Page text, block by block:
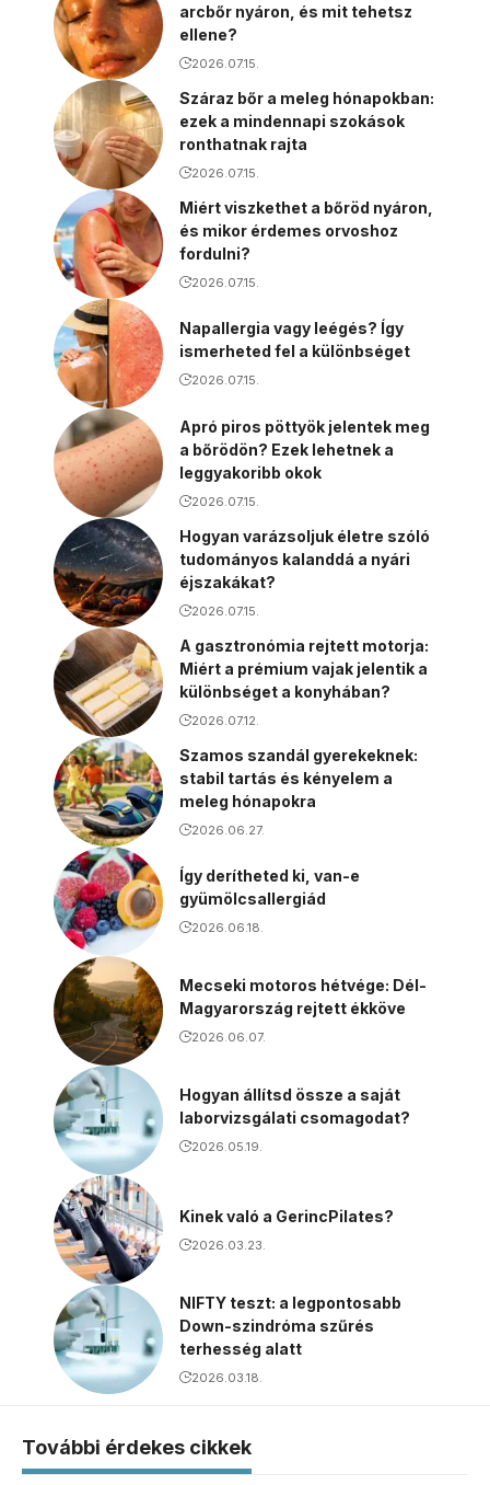
arcbőr nyáron, és mit tehetsz
ellene?
2026.07.15.
Száraz bőr a meleg hónapokban:
ezek a mindennapi szokások
ronthatnak rajta
2026.07.15.
Miért viszkethet a bőröd nyáron,
és mikor érdemes orvoshoz
fordulni?
2026.07.15.
Napallergia vagy leégés? Így
ismerheted fel a különbséget
2026.07.15.
Apró piros pöttyök jelentek meg
a bőrödön? Ezek lehetnek a
leggyakoribb okok
2026.07.15.
Hogyan varázsoljuk életre szóló
tudományos kalanddá a nyári
éjszakákat?
2026.07.15.
A gasztronómia rejtett motorja:
Miért a prémium vajak jelentik a
különbséget a konyhában?
2026.07.12.
Szamos szandál gyerekeknek:
stabil tartás és kényelem a
meleg hónapokra
2026.06.27.
Így derítheted ki, van-e
gyümölcsallergiád
2026.06.18.
Mecseki motoros hétvége: Dél-
Magyarország rejtett ékköve
2026.06.07.
Hogyan állítsd össze a saját
laborvizsgálati csomagodat?
2026.05.19.
Kinek való a GerincPilates?
2026.03.23.
NIFTY teszt: a legpontosabb
Down-szindróma szűrés
terhesség alatt
2026.03.18.
További érdekes cikkek